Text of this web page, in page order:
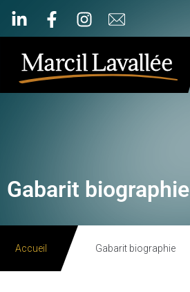
Gabarit biographie
Accueil Gabarit biographie